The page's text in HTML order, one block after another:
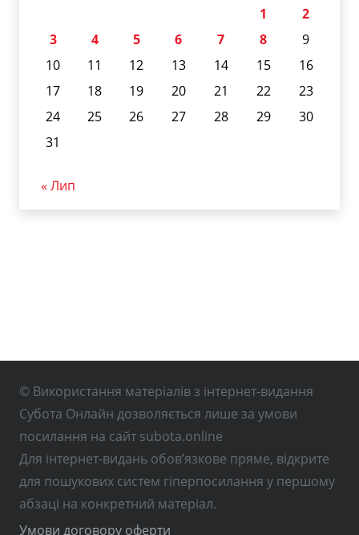
1
2
3
4 5 6 7 8
9
10
11 12 13 14 15
16
17
18 19 20 21 22
23
24
25 26 27 28 29
30
31
« Лип
© Використання матеріалів з інтернет-видання
Субота Онлайн дозволяється лише за умови
посилання на сайт subota.online
Для інтернет-видань обов’язкове пряме, відкрите
для пошукових систем гіперпосилання у першому
абзаці на конкретний матеріал.
Умови договору оферти